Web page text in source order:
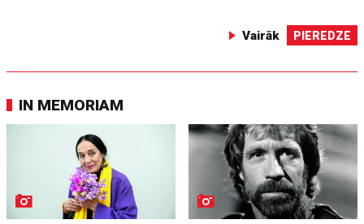
Vairāk PIEREDZE
IN MEMORIAM